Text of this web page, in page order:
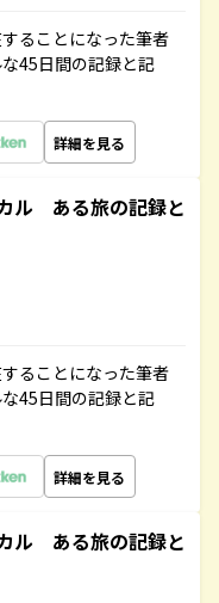
ることになった筆者
45日間の記録と記
詳細を見る
ル ある旅の記録と
ることになった筆者
45日間の記録と記
詳細を見る
ル ある旅の記録と